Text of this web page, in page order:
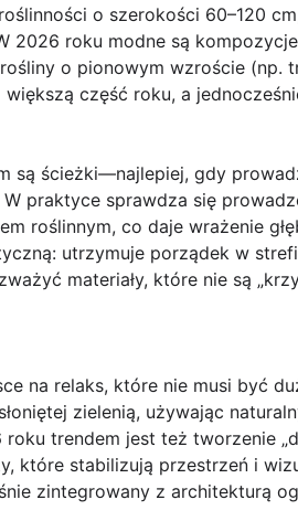
o szerokości 60–120
2026 roku modne są
o pionowym wzroście (np.
część roku, a
są ścieżki—najlepiej, gdy
praktyce sprawdza się
roślinnym, co daje wrażenie
utrzymuje porządek w
materiały, które nie są
na relaks, które nie musi być
zielenią, używając
roku trendem jest też tworzenie
które stabilizują przestrzeń i
zintegrowany z architekturą